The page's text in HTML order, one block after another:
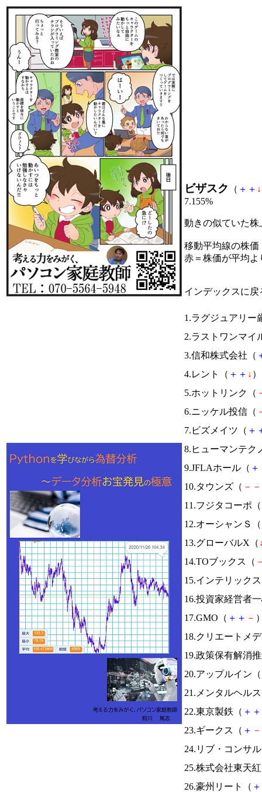
ビザスク （ ＋ ＋ ↓
7.155%
動きの似ていた
移動平均線の株価
赤＝株価が平均
インデックスに戻
1.ラグジュアリー
2.ラストワンマイ
3.信和株式会社（
4.レント（ ＋ ＋ ↓
5.ホットリンク（
6.ニッケル投信（
7.ビズメイツ（ ＋
8.ヒューマンテク
9.JFLAホール（ ＋
10.タウンズ（ － －
11.フジタコーポ（
12.オーシャンＳ（
13.グローバルX（
14.TOブックス（
15.インテリック
16.投資家経営者
17.GMO（ ＋ ＋ －
18.クリエートメ
19.政策保有解消
20.アップルイン（
21.メンタルヘル
22.東京製鉄（ ＋ ＋
23.ギークス（ ＋ －
24.リブ・コンサ
25.株式会社東天
26.豪州リート（ ＋